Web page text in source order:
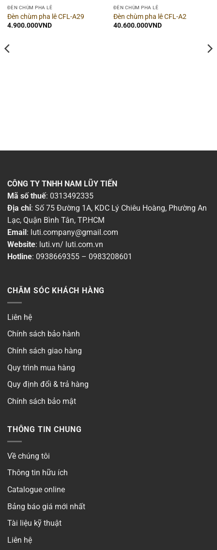
ĐÈN CHÙM PHA LÊ
Đèn chùm pha lê CFL-A29
4.900.000VND
ĐÈN CHÙM PHA LÊ
Đèn chùm pha lê CFL-A2
40.600.000VND
CÔNG TY TNHH NAM LŨY TIẾN
Mã số thuế: 0313492335
Địa chỉ: Số 75 Đường 1A, KDC Lý Chiêu Hoàng, Phường An
Lạc, Quận Bình Tân, TP.HCM
Email : luti.company@gmail.com
Website: luti.vn/ luti.com.vn
Hotline: 0938669355 – 0983208601
CHĂM SÓC KHÁCH HÀNG
Liên hệ
Chính sách bảo hành
Chính sách giao hàng
Quy trình mua hàng
Quy định đổi & trả hàng
Chính sách bảo mật
THÔNG TIN CHUNG
Về chúng tôi
Thông tin hữu ích
Catalogue online
Bảng báo giá mới nhất
Tài liệu kỹ thuật
Liên hệ